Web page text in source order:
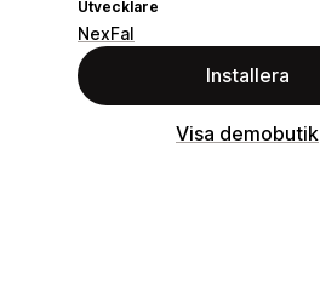
Utvecklare
NexFal
Installera
Visa demobutik